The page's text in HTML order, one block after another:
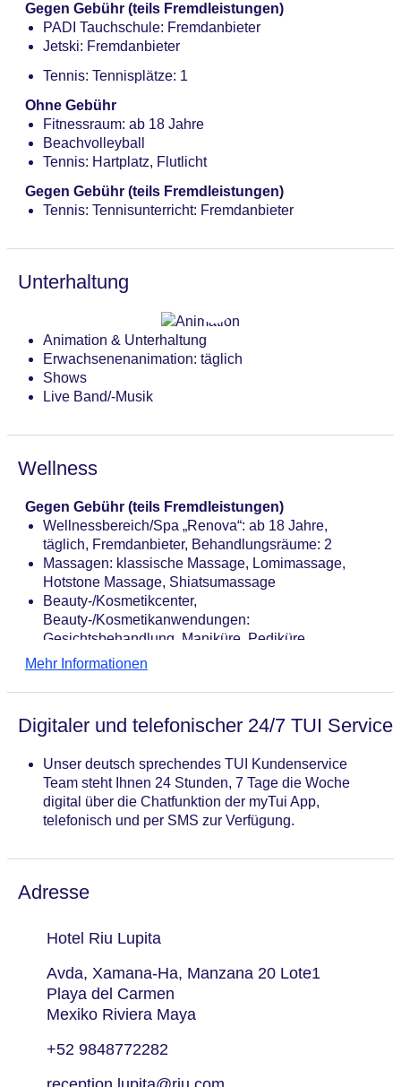
Gegen Gebühr (teils Fremdleistungen)
PADI Tauchschule: Fremdanbieter
Jetski: Fremdanbieter
Tennis: Tennisplätze: 1
Ohne Gebühr
Fitnessraum: ab 18 Jahre
Beachvolleyball
Tennis: Hartplatz, Flutlicht
Gegen Gebühr (teils Fremdleistungen)
Tennis: Tennisunterricht: Fremdanbieter
Unterhaltung
Animation & Unterhaltung
Erwachsenenanimation: täglich
Shows
Live Band/-Musik
Wellness
Gegen Gebühr (teils Fremdleistungen)
Wellnessbereich/Spa „Renova“: ab 18 Jahre,
täglich, Fremdanbieter, Behandlungsräume: 2
Massagen: klassische Massage, Lomimassage,
Hotstone Massage, Shiatsumassage
Beauty-/Kosmetikcenter,
Beauty-/Kosmetikanwendungen:
Gesichtsbehandlung, Maniküre, Pediküre
Mehr Informationen
Digitaler und telefonischer 24/7 TUI Service
Unser deutsch sprechendes TUI Kundenservice
Team steht Ihnen 24 Stunden, 7 Tage die Woche
digital über die Chatfunktion der myTui App,
telefonisch und per SMS zur Verfügung.
Adresse
Hotel Riu Lupita
Avda, Xamana-Ha, Manzana 20 Lote1
Playa del Carmen
Mexiko Riviera Maya
+52 9848772282